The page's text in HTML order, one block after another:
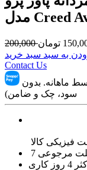
200,000 تومان
Contact Us
(4 قسط ماهانه. بدون
سود، چک و ضامن)
فیزیکی کالا
مرجوعی
کاری